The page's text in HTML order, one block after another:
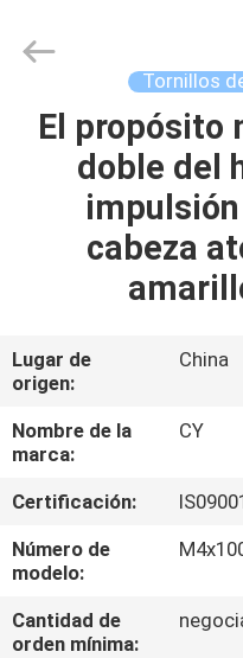
HOGAR
PRODUCTOS
VIAJE
DE
LA
FÁBRICA
CONTROL
DE
Fastener.
Co,LTD.
Reserved.
Tornillos
El propósito
doble del
cabeza
Lugar de
origen:
China
Nombre de la
marca:
CY
Certificación:
Número de
modelo:
Cantidad de
orden mínima: